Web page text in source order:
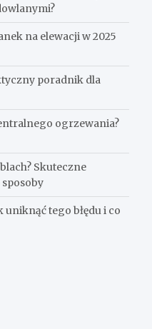
na elewacji w 2025
poradnik dla
ogrzewania?
Skuteczne
tego błędu i co